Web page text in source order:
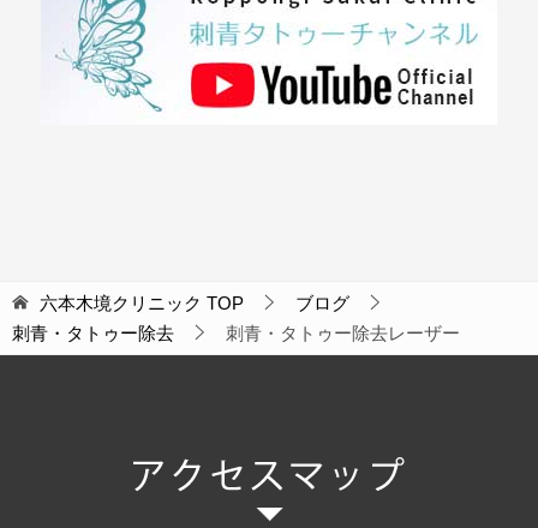
六本木境クリニック TOP
ブログ
刺青・タトゥー除去
刺青・タトゥー除去レーザー